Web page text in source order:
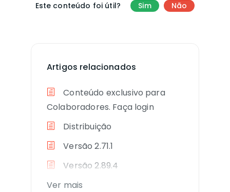
Este conteúdo foi útil? Sim Não
Artigos relacionados
Conteúdo exclusivo para
Colaboradores. Faça login
Distribuição
Versão 2.71.1
Versão 2.89.4
Ver mais